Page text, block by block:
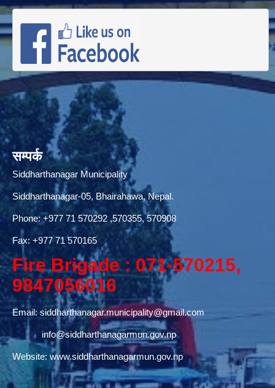
सम्पर्क
Siddharthanagar Municipality
Siddharthanagar-05, Bhairahawa, Nepal.
Phone:+977 71 570292,570355, 570908
Fax: +977 71 570165
Fire Brigade : 071-570215,
9847056016
Email:siddharthanagar.municipality@gmail.com
info@siddharthanagarmun.gov.np
Website: www.siddharthanagarmun.gov.np